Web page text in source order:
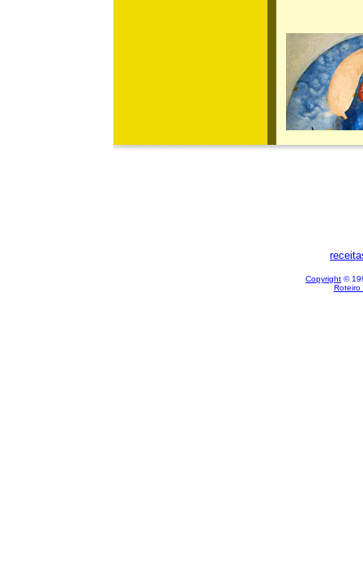
Copyright ©
Roteiro